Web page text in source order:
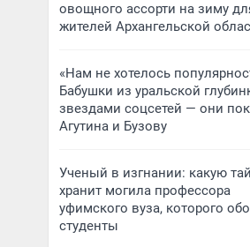
овощного ассорти на зиму
жителей Архангельской
«Нам не хотелось
Бабушки из уральской
звездами соцсетей — они
Агутина и Бузову
Ученый в изгнании: какую
хранит могила профессора
уфимского вуза, которого
студенты